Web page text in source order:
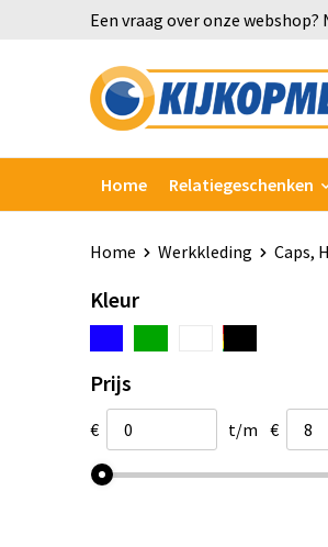
Een vraag over onze
Home Relatiegeschenken
Home Werkkleding Caps,
Kleur
Prijs
€ t/m €